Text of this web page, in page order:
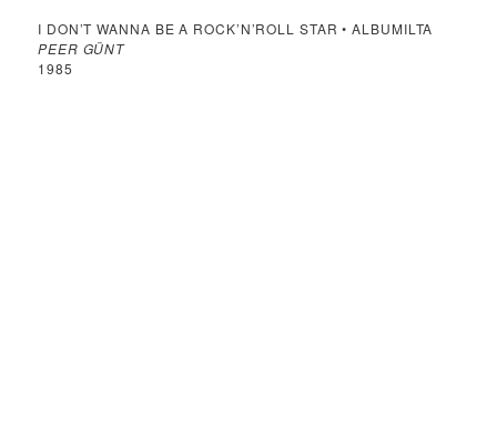
I DON’T WANNA BE A ROCK’N’ROLL STAR • ALBUMILTA
PEER GÜNT
1985